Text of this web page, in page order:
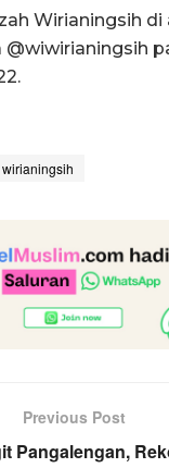
Wirianingsih di
@wiwirianingsih
wirianingsih
Previous Post
Pangalengan,